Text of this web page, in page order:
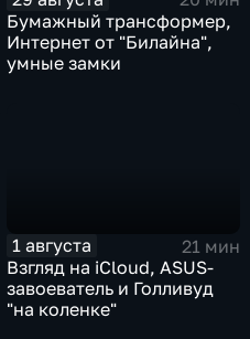
Бумажный трансформер,
Интернет от "Билайна",
умные замки
1 августа
21 мин
Взгляд на iCloud, ASUS-
завоеватель и Голливуд
"на коленке"